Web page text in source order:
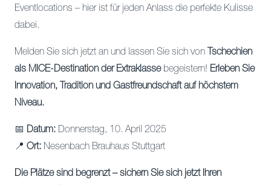
Eventlocations – hier ist für jeden Anlass die perfekte Kulisse
dabei.
Melden Sie sich jetzt an und lassen Sie sich von Tschechien
als MICE-Destination der Extraklassebegeistern! Erleben Sie
Innovation, Tradition und Gastfreundschaft auf höchstem
Niveau.
📅 Datum: Donnerstag, 10. April 2025
📍 Ort: Nesenbach Brauhaus Stuttgart
Die Plätze sind begrenzt – sichern Sie sich jetzt Ihren